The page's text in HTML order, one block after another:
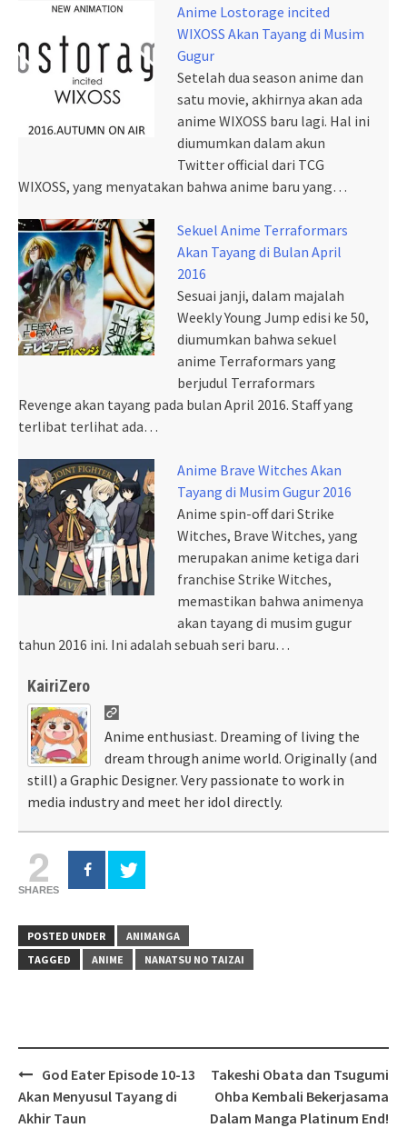
Anime Lostorage incited
WIXOSS Akan Tayang di Musim
Gugur
Setelah dua season anime dan
satu movie, akhirnya akan ada
anime WIXOSS baru lagi. Hal ini
diumumkan dalam akun
Twitter official dari TCG
WIXOSS, yang menyatakan bahwa anime baru yang…
Sekuel Anime Terraformars
Akan Tayang di Bulan April
2016
Sesuai janji, dalam majalah
Weekly Young Jump edisi ke 50,
diumumkan bahwa sekuel
anime Terraformars yang
berjudul Terraformars
Revenge akan tayang pada bulan April 2016. Staff yang
terlibat terlihat ada…
Anime Brave Witches Akan
Tayang di Musim Gugur 2016
Anime spin-off dari Strike
Witches, Brave Witches, yang
merupakan anime ketiga dari
franchise Strike Witches,
memastikan bahwa animenya
akan tayang di musim gugur
tahun 2016 ini. Ini adalah sebuah seri baru…
KairiZero
Anime enthusiast. Dreaming of living the
dream through anime world. Originally (and
still) a Graphic Designer. Very passionate to work in
media industry and meet her idol directly.
2
SHARES
POSTED UNDER
ANIMANGA
TAGGED
ANIME NANATSU NO TAIZAI
Post
navigation
God Eater Episode 10-13
Akan Menyusul Tayang di
Akhir Taun
Takeshi Obata dan Tsugumi
Ohba Kembali Bekerjasama
Dalam Manga Platinum End!